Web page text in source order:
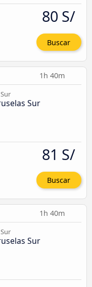
80 S/
Buscar
1h 40m
Sur
81 S/
Buscar
1h 40m
Sur